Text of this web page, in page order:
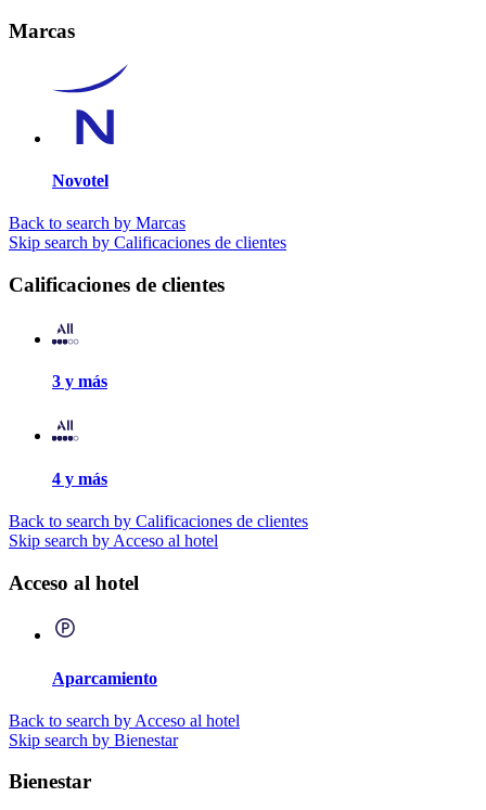
Marcas
Novotel
Back to search by Marcas
Skip search by Calificaciones de clientes
Calificaciones de clientes
3 y más
4 y más
Back to search by Calificaciones de clientes
Skip search by Acceso al hotel
Acceso al hotel
Aparcamiento
Back to search by Acceso al hotel
Skip search by Bienestar
Bienestar